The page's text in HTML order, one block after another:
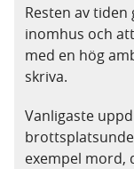
Resten av
inomhus och
med en hög
skriva.
Vanligaste
exempel mord,